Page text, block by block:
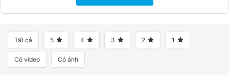
Tất cả 5 4 3 2 1
Có video Có ảnh